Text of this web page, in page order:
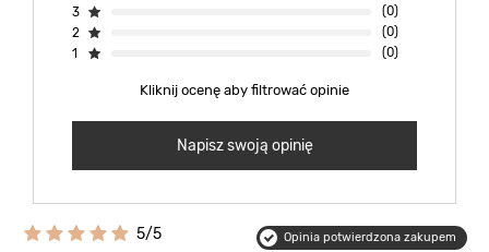
3
(0)
2
(0)
1
(0)
Kliknij ocenę aby filtrować opinie
Napisz swoją opinię
5/5 Opinia potwierdzona zakupem